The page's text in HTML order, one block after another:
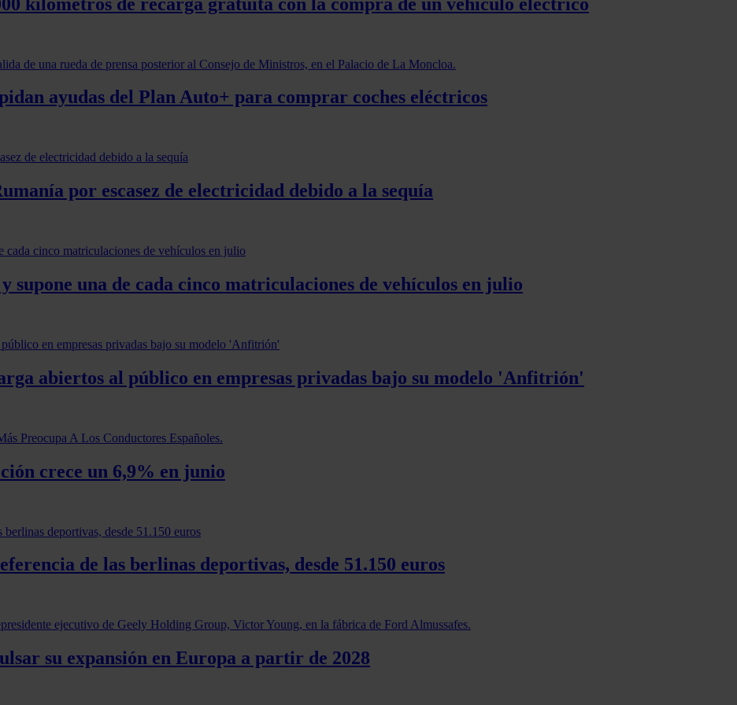
ayudas del Plan Auto+ para comprar coches eléctricos
por escasez de electricidad debido a la sequía
una de cada cinco matriculaciones de vehículos en julio
abiertos al público en empresas privadas bajo su modelo 'Anfitrión'
crece un 6,9% en junio
de las berlinas deportivas, desde 51.150 euros
su expansión en Europa a partir de 2028